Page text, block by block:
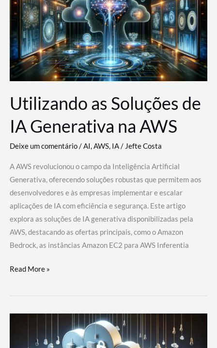
Utilizando as Soluções de
IA Generativa na AWS
Deixe um comentário/AI,AWS, IA/Jefte Costa
A AWS revolucionou o campo da Inteligência Artificial
Generativa, oferecendo soluções robustas que permitem aos
desenvolvedores e às empresas implementar e escalar
aplicações de IA com eficiência e segurança. Este artigo
explora as soluções de IA generativa disponibilizadas pela
AWS, destacando as ofertas principais, como o Amazon
Bedrock, as instâncias Amazon EC2 para AWS Inferentia
Utilizando
Soluções
Read More »